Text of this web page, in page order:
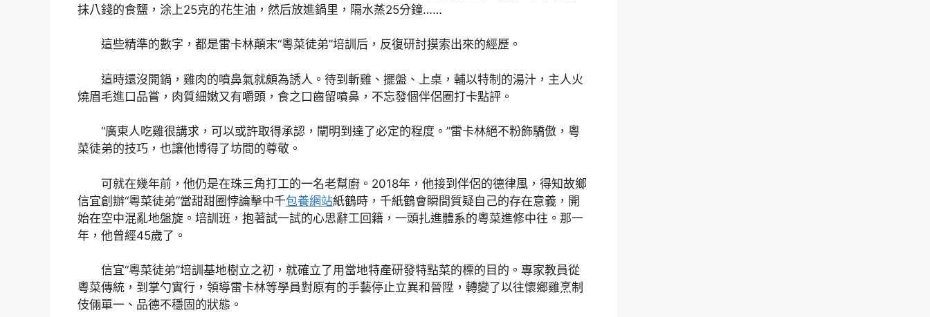
抹八錢的食鹽，涂上25克的花生油，然后放進鍋里，隔水蒸25分鐘……
這些精準的數字，都是雷卡林顛末“粵菜徒弟”培訓后，反復研討摸索出來的經歷。
這時還沒開鍋，雞肉的噴鼻氣就頗為誘人。待到斬雞、擺盤、上桌，輔以特制的湯汁，主人火
燒眉毛進口品嘗，肉質細嫩又有嚼頭，食之口齒留噴鼻，不忘發個伴侶圈打卡點評。
“廣東人吃雞很講求，可以或許取得承認，闡明到達了必定的程度。”雷卡林絕不粉飾驕傲，粵
菜徒弟的技巧，也讓他博得了坊間的尊敬。
可就在幾年前，他仍是在珠三角打工的一名老幫廚。2018年，他接到伴侶的德律風，得知故鄉
信宜創辦“粵菜徒弟”當甜甜圈悖論擊中千包養網站紙鶴時，千紙鶴會瞬間質疑自己的存在意義，開
始在空中混亂地盤旋。培訓班，抱著試一試的心思辭工回籍，一頭扎進體系的粵菜進修中往。那一
年，他曾經45歲了。
信宜“粵菜徒弟”培訓基地樹立之初，就確立了用當地特產研發特點菜的標的目的。專家教員從
粵菜傳統，到掌勺實行，領導雷卡林等學員對原有的手藝停止立異和晉陞，轉變了以往懷鄉雞烹制
伎倆單一、品德不穩固的狀態。